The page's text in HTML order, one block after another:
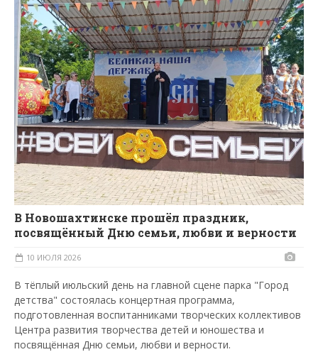
В Новошахтинске прошёл праздник,
посвящённый Дню семьи, любви и верности
10 ИЮЛЯ 2026
В тёплый июльский день на главной сцене парка "Город
детства" состоялась концертная программа,
подготовленная воспитанниками творческих коллективов
Центра развития творчества детей и юношества и
посвящённая Дню семьи, любви и верности.